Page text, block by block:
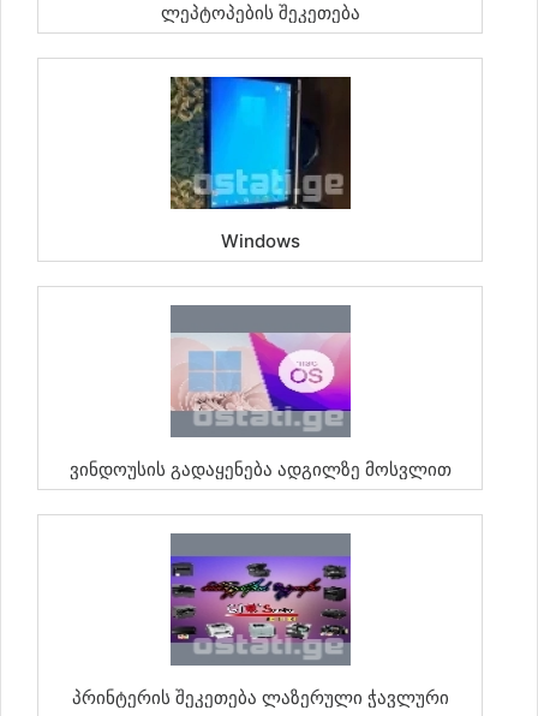
Ლეპტოპების Შეკეთება
Windows
Ვინდოუსის Გადაყენება Ადგილზე Მოსვლით
Პრინტერის Შეკეთება Ლაზერული Ჭავლური